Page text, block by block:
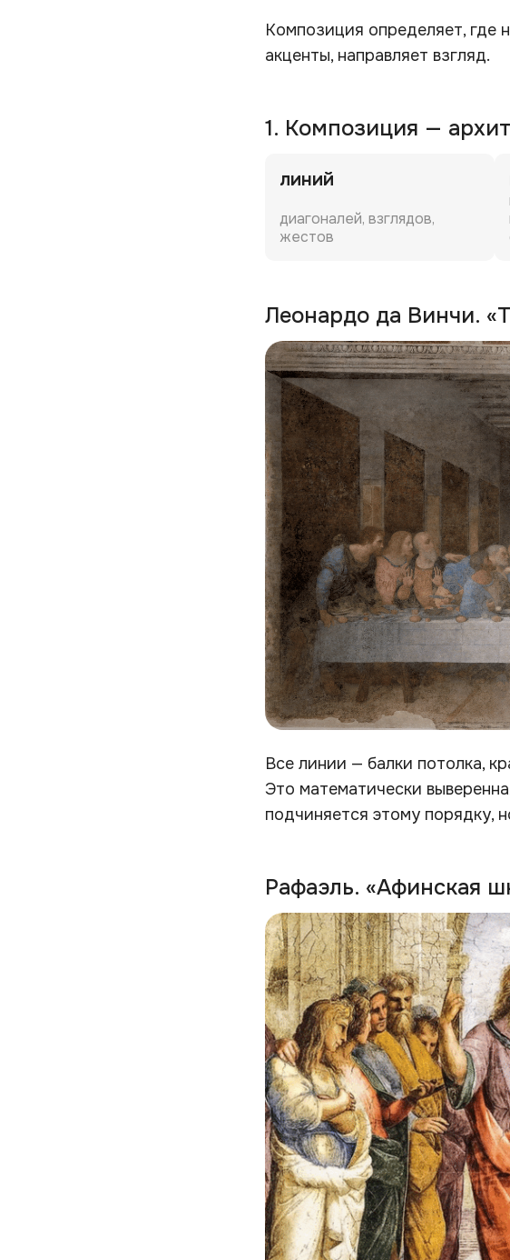
Композиция определяет, где
акценты, направляет взгляд.
1. Композиция —
линий
диагоналей, взглядов,
жестов
Леонардо да Винчи.
Все линии — балки потолка,
Это математически
подчиняется этому порядку,
Рафаэль. «Афинская